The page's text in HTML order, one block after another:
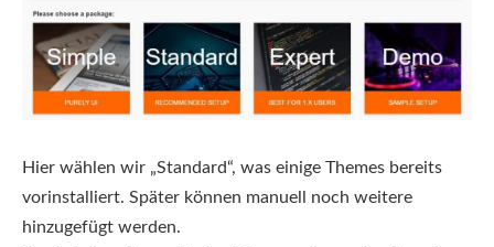
Hier wählen wir „Standard“, was einige Themes bereits
vorinstalliert. Später können manuell noch weitere
hinzugefügt werden.